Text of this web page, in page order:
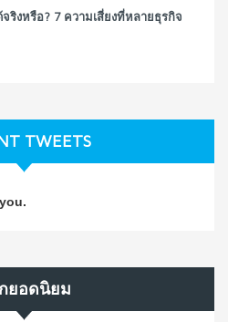
งหรือ? 7 ความเสี่ยงที่หลายธุรกิจ
TWEETS
ยอดนิยม